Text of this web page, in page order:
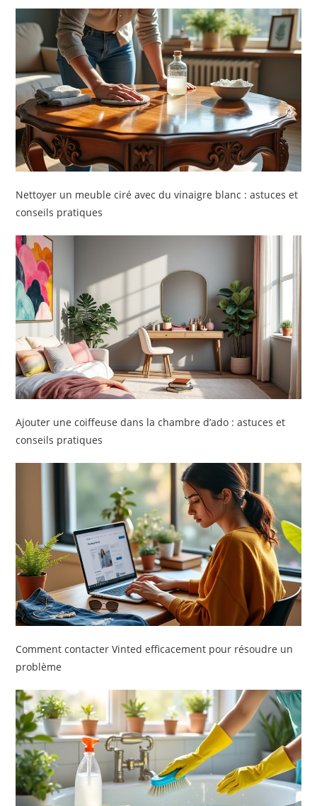
Nettoyer un meuble ciré avec du vinaigre blanc : astuces et
conseils pratiques
Ajouter une coiffeuse dans la chambre d’ado : astuces et
conseils pratiques
Comment contacter Vinted efficacement pour résoudre un
problème